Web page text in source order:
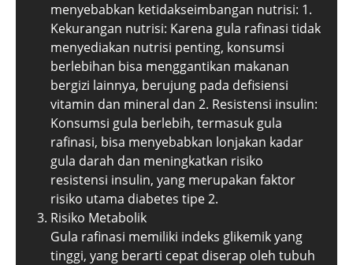
menyebabkan ketidakseimbangan nutrisi: 1.
Kekurangan nutrisi: Karena gula rafinasi tidak
menyediakan nutrisi penting, konsumsi
berlebihan bisa menggantikan makanan
bergizi lainnya, berujung pada defisiensi
vitamin dan mineral dan 2. Resistensi insulin:
Konsumsi gula berlebih, termasuk gula
rafinasi, bisa menyebabkan lonjakan kadar
gula darah dan meningkatkan risiko
resistensi insulin, yang merupakan faktor
risiko utama diabetes tipe 2.
Risiko Metabolik
Gula rafinasi memiliki indeks glikemik yang
tinggi, yang berarti cepat diserap oleh tubuh